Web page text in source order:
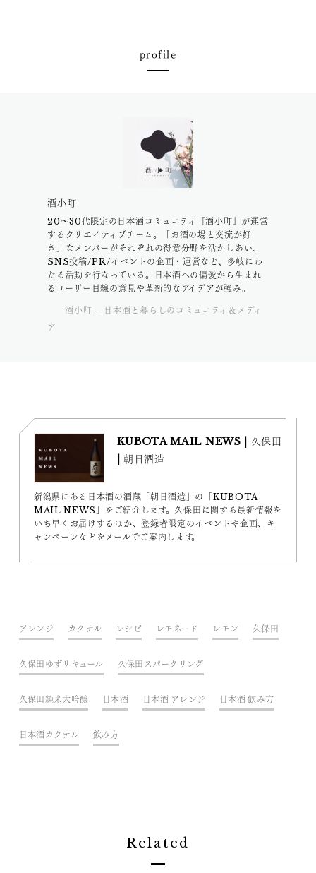
profile
酒小町
20〜30代限定の日本酒コミュニティ『酒小町』が運営
するクリエイティブチーム。「お酒の場と交流が好
き」なメンバーがそれぞれの得意分野を活かしあい、
SNS投稿/PR/イベントの企画・運営など、多岐にわ
たる活動を行なっている。日本酒への偏愛から生まれ
るユーザー目線の意見や革新的なアイデアが強み。
酒小町 – 日本酒と暮らしのコミュニティ＆メディ
ア
KUBOTA MAIL NEWS | 久保田
| 朝日酒造
新潟県にある日本酒の酒蔵「朝日酒造」の「KUBOTA
MAIL NEWS」をご紹介します。久保田に関する最新情報を
いち早くお届けするほか、登録者限定のイベントや企画、キ
ャンペーンなどをメールでご案内します。
アレンジ カクテル レシピ レモネード レモン 久保田
久保田ゆずリキュール 久保田スパークリング
久保田純米大吟醸 日本酒 日本酒 アレンジ 日本酒 飲み方
日本酒カクテル 飲み方
Related